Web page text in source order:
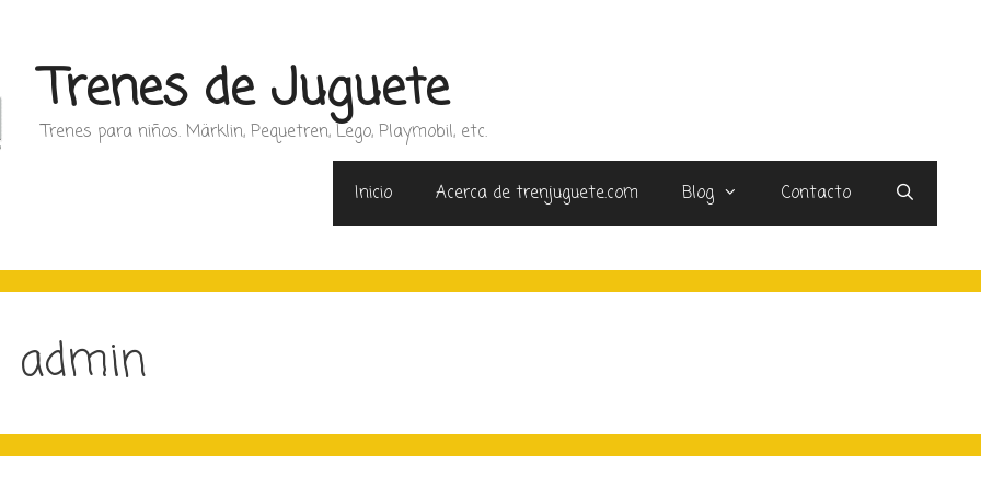
Trenes de Juguete
Trenes para niños. Märklin, Pequetren, Lego, Playmobil, etc.
Inicio Acerca de trenjuguete.com Blog Contacto
admin